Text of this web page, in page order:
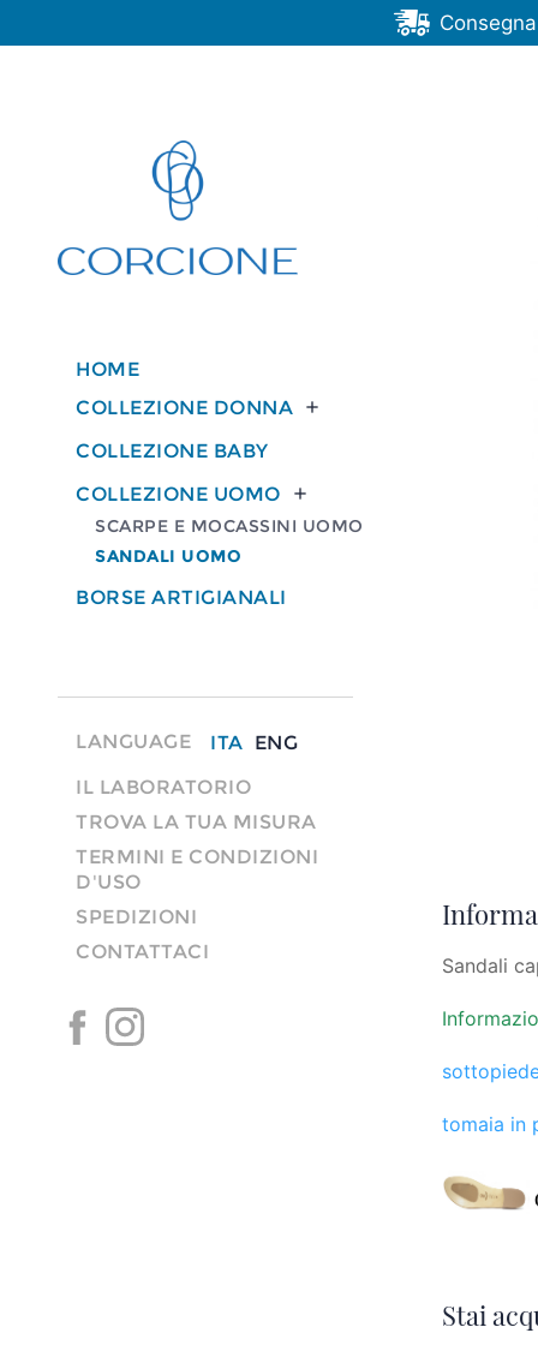
COLLEZIONE DONNA 
COLLEZIONE BABY
COLLEZIONE UOMO

SCARPE E MOCASSINI UOMO
SANDALI UOMO
BORSE ARTIGIANALI
LANGUAGE ITA ENG
IL LABORATORIO
TROVA LA TUA MISURA
TERMINI E CONDIZIONI
D'USO
SPEDIZIONI
CONTATTACI
HOME
Sandali
tomaia in
Stai